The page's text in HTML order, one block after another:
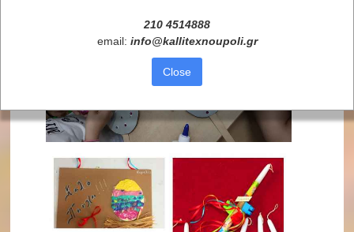
210 4514888
email: info@kallitexnoupoli.gr
Close